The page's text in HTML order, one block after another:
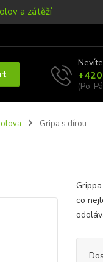
a zátěží
(Po-
Gripa s dírou
co